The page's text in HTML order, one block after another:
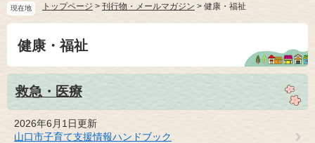
現在地 トップページ > 刊行物・メールマガジン > 健康・福祉
健康・福祉
救急・医療
2026年6月1日更新
山口市子育て支援情報ハンドブック